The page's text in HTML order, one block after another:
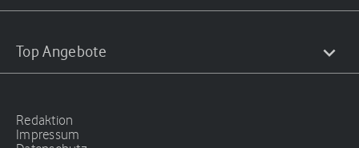
Top Angebote
Redaktion
Impressum